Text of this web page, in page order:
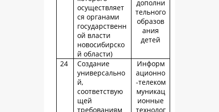
осуществляет
ся органами
государственн
ой власти
новосибирско
й области)
дополни
тельного
образов
ания
детей
24
Создание
универсально
й,
соответствую
щей
требованиям
Информ
ационно
-телеком
муникац
ионные
технолог